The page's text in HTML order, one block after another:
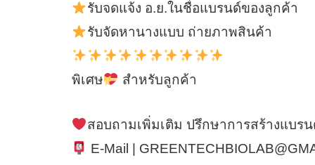
รับจดแจ้ง อ.ย.ในชื่อแบรนด์ของลูกค้า
รับจัดหานางแบบ ถ่ายภาพสินค้า
พิเศษ สำหรับลูกค้า
สอบถามเพิ่มเติม ปรึกษาการสร้างแบร
E-Mail |